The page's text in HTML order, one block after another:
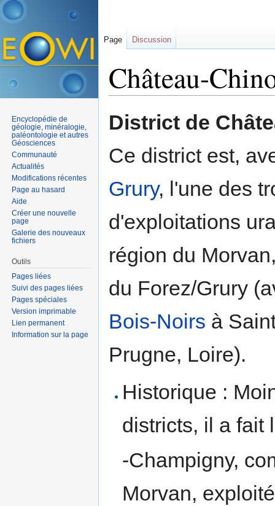
Château-
District de
Ce district est,
Grury, l'une des
d'exploitations
région du
du Forez/Grury
Bois-Noirs à
Prugne, Loire).
Historique :
districts, il a fait
-Champigny,
Morvan,
Page Discussion
Encyclopédie de
géologie, minéralogie,
paléontologie et autres
Géosciences
Communauté
Actualités
Modifications récentes
Page au hasard
Aide
Créer une nouvelle
page
Galerie des nouveaux
fichiers
Outils
Pages liées
Suivi des pages liées
Pages spéciales
Version imprimable
Lien permanent
Information sur la page